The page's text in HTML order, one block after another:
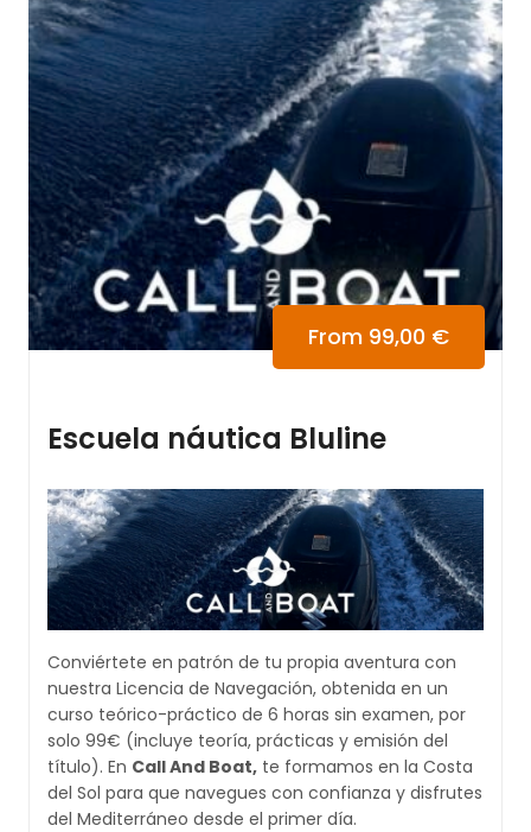
From 99,00 €
Escuela náutica Bluline
Conviértete en patrón de tu propia aventura con
nuestra Licencia de Navegación, obtenida en un
curso teórico-práctico de 6 horas sin examen, por
solo 99€ (incluye teoría, prácticas y emisión del
título). En Call And Boat, te formamos en la Costa
del Sol para que navegues con confianza y disfrutes
del Mediterráneo desde el primer día.